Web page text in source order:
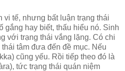
vi tế, nhưng bất luận trạng thái
gắng hay biết, thấu hiểu nó. Sinh
với trạng thái vắng lặng. Có chi
tâm đưa đến đề mục. Nếu
cũng yếu. Rồi tiếp theo đó là
tức trạng thái quán niệm